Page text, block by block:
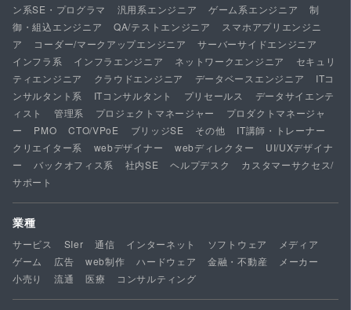
ン系SE・プログラマ
汎用系エンジニア ゲーム系エンジニア
制
御・組込エンジニア
QA/テストエンジニア
スマホアプリエンジニ
ア
コーダー/マークアップエンジニア
サーバーサイドエンジニア
インフラ系
インフラエンジニア ネットワークエンジニア
セキュリ
ティエンジニア
クラウドエンジニア データベースエンジニア
ITコ
ンサルタント系
ITコンサルタント プリセールス
データサイエンテ
ィスト
管理系 プロジェクトマネージャー
プロダクトマネージャ
ー
PMO CTO/VPoE ブリッジSE その他
IT講師・トレーナー
クリエイター系
webデザイナー webディレクター
UI/UXデザイナ
ー
バックオフィス系 社内SE ヘルプデスク
カスタマーサクセス/
サポート
業種
サービス SIer 通信 インターネット ソフトウェア
メディア
ゲーム
広告 web制作 ハードウェア 金融・不動産
メーカー
小売り
流通 医療 コンサルティング